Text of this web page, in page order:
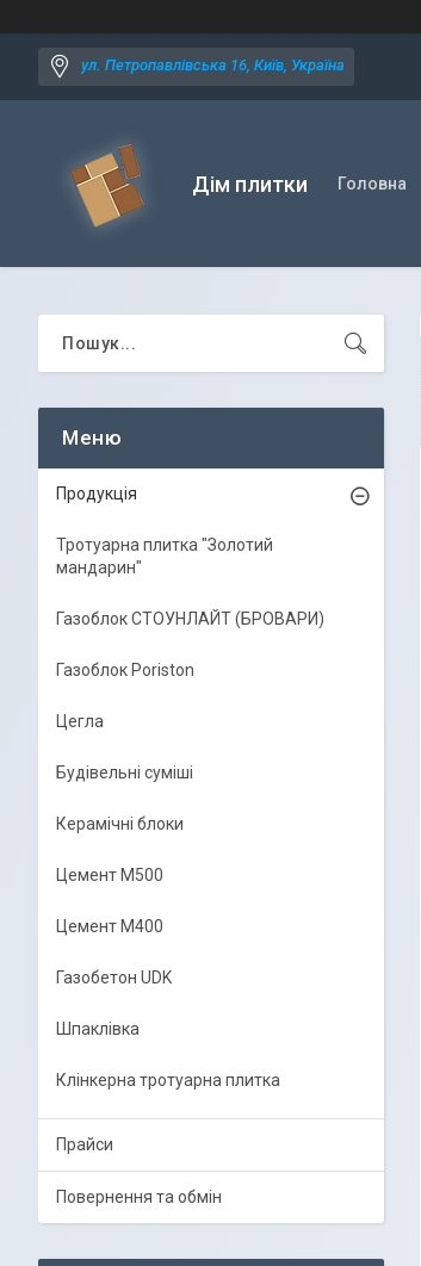
ул. Петропавлівська 16, Київ, Україна
Дім плитки Головна
Продукція
Тротуарна плитка "Золотий
мандарин"
Газоблок СТОУНЛАЙТ (БРОВАРИ)
Газоблок Poriston
Цегла
Будівельні суміші
Керамічні блоки
Цемент М500
Цемент М400
Газобетон UDK
Шпаклівка
Клінкерна тротуарна плитка
Прайси
Повернення та обмін